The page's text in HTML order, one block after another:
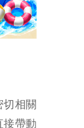
切相關
接帶動